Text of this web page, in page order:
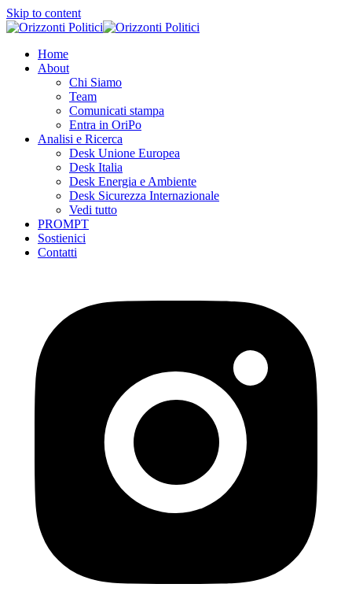
Skip to content
Home
About
Chi Siamo
Team
Comunicati stampa
Entra in OriPo
Analisi e Ricerca
Desk Unione Europea
Desk Italia
Desk Energia e Ambiente
Desk Sicurezza Internazionale
Vedi tutto
PROMPT
Sostienici
Contatti